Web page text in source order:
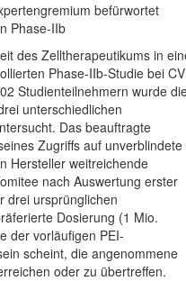
befürwortet
Phase-IIb
des Zelltherapeutikums in
Phase-IIb-Studie bei
Studienteilnehmern wurde
unterschiedlichen
Das beauftragte
Zugriffs auf unverblindete
Hersteller weitreichende
nach Auswertung erster
drei ursprünglichen
Dosierung (1 Mio.
der vorläufigen PEI-
scheint, die angenommene
oder zu übertreffen.